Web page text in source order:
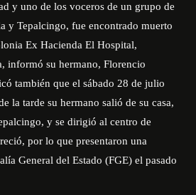
y uno de los voceros de un grupo de
y Tepalcingo, fue encontrado muerto
Ex Hacienda El Hospital,
informó su hermano, Florencio
también que el sábado 28 de julio
la tarde su hermano salió de su casa,
y se dirigió al centro de
por lo que presentaron una
General del Estado (FGE) el pasado